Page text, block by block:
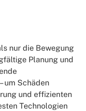
nur die Bewegung
Planung und
um Schäden
und effizienten
Technologien